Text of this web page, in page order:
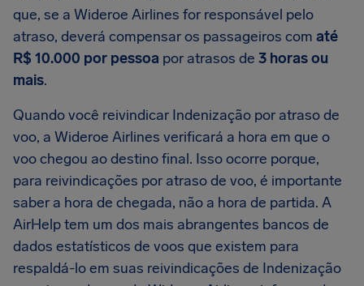
que, se a Wideroe Airlines for responsável pelo
atraso, deverá compensar os passageiros com até
R$ 10.000 por pessoa por atrasos de 3 horas ou
mais.
Quando você reivindicar Indenização por atraso de
voo, a Wideroe Airlines verificará a hora em que o
voo chegou ao destino final. Isso ocorre porque,
para reivindicações por atraso de voo, é importante
saber a hora de chegada, não a hora de partida. A
AirHelp tem um dos mais abrangentes bancos de
dados estatísticos de voos que existem para
respaldá-lo em suas reivindicações de Indenização